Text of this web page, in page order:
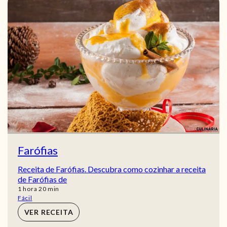
Farófias
Receita de Farófias. Descubra como cozinhar a receita
de Farófias de
1 hora
hora 20min
min
Fácil
VER RECEITA